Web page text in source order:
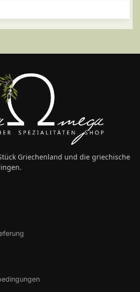
Griechenland und die griechische